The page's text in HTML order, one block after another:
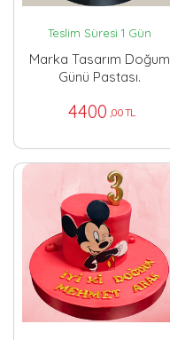
Teslim Süresi 1 Gün
Marka Tasarım Doğum
Günü Pastası.
4400 ,00 TL